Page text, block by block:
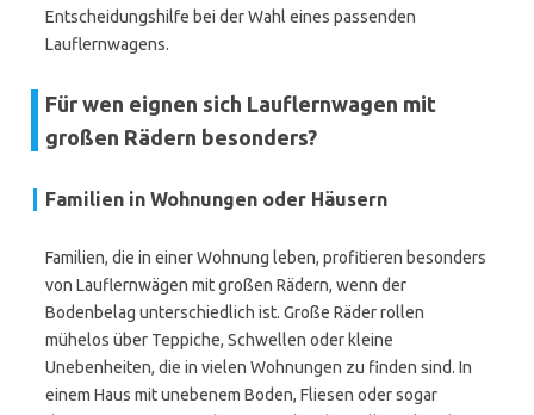
Entscheidungshilfe bei der Wahl eines passenden
Lauflernwagens.
Für wen eignen sich Lauflernwagen mit
großen Rädern besonders?
Familien in Wohnungen oder Häusern
Familien, die in einer Wohnung leben, profitieren besonders
von Lauflernwägen mit großen Rädern, wenn der
Bodenbelag unterschiedlich ist. Große Räder rollen
mühelos über Teppiche, Schwellen oder kleine
Unebenheiten, die in vielen Wohnungen zu finden sind. In
einem Haus mit unebenem Boden, Fliesen oder sogar